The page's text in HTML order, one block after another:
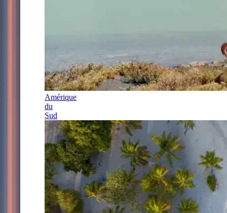
Amérique
du
Sud